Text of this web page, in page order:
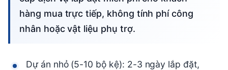
hàng mua trực tiếp, không tính phí công
nhân hoặc vật liệu phụ trợ.
Dự án nhỏ (5-10 bộ kệ): 2-3 ngày lắp đặt,